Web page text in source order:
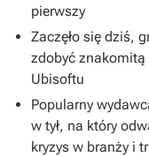
pierwszy
Zaczęło się dziś,
zdobyć znakomitą
Ubisoftu
Popularny
w tył, na który
kryzys w branży i